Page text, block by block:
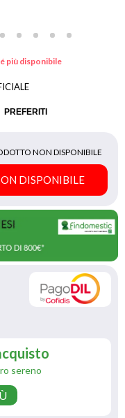
più disponibile
PREFERITI
NON DISPONIBILE
DISPONIBILE
sereno